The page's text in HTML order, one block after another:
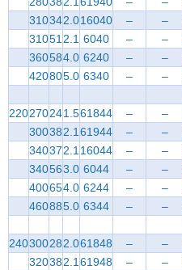
310342.016040 – –
310512.1 6040 – –
360584.0 6240 – –
420805.0 6340 – –
220270241.561844 – –
300382.161944 – –
340372.116044 – –
340563.0 6044 – –
400654.0 6244 – –
460885.0 6344 – –
240300282.061848 – –
320382.161948 – –